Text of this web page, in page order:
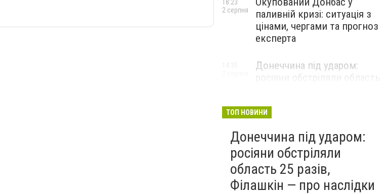
паливній кризі: ситуація з
цінами, чергами та прогноз
експерта
18:23
2 серпня
Донеччина під ударом:
росіяни обстріляли область
ТОП НОВИНИ
Донеччина під ударом:
росіяни обстріляли
область 25 разів,
Філашкін — про наслідки